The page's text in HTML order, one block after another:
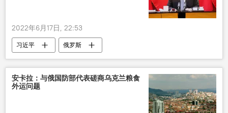
2022年6月17日, 22:53
习近平
俄罗斯
圣彼得堡国际经济论坛
普京
安卡拉：与俄国防部代表磋商乌克兰粮食
外运问题